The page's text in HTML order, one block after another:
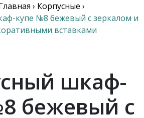
› Корпусные ›
купе №8 бежевый с зеркалом и
вставками
шкаф-
бежевый с